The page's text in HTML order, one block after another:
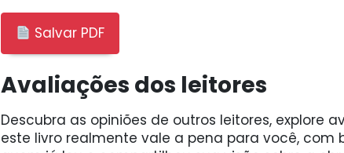
Salvar PDF
Avaliações dos leitores
Descubra as opiniões de outros leitores, explore
este livro realmente vale a pena para você, com